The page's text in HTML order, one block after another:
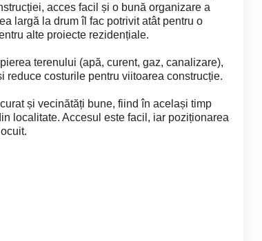
acces facil și o bună organizare a
largă la drum îl fac potrivit atât pentru o
alte proiecte rezidențiale.
terenului (apă, curent, gaz, canalizare),
reduce costurile pentru viitoarea construcție.
și vecinătăți bune, fiind în același timp
localitate. Accesul este facil, iar poziționarea